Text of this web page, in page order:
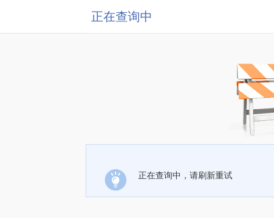
正在查询中
正在查询中，请刷新重试